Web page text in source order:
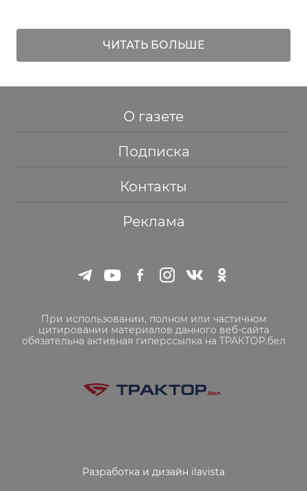
ЧИТАТЬ БОЛЬШЕ
О газете
Подписка
Контакты
Реклама
При использовании, полном или частичном
цитировании материалов данного веб-сайта
обязательна активная гиперссылка на ТРАКТОР.бел
Разработка и дизайн ilavista